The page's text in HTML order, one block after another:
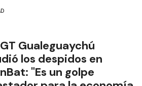
Gualeguaychú
los despidos en
"Es un golpe